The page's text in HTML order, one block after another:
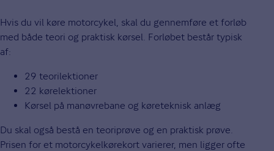
Hvis du vil køre motorcykel, skal du gennemføre et forløb
med både teori og praktisk kørsel. Forløbet består typisk
af:
29 teorilektioner
22 kørelektioner
Kørsel på manøvrebane og køreteknisk anlæg
Du skal også bestå en teoriprøve og en praktisk prøve.
Prisen for et motorcykelkørekort varierer, men ligger ofte